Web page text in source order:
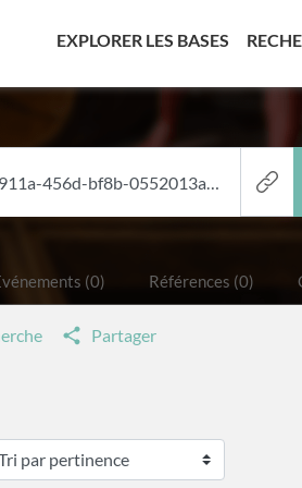
EXPLORER LES BASES
(0) Références (0)
Partager